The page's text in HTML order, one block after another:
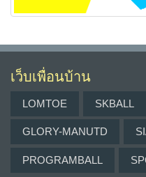
เว็บเพื่อนบ้าน
LOMTOE SKBALL
GLORY-MANUTD
PROGRAMBALL